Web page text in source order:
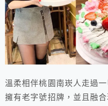
溫柔相伴桃園南崁人走過
擁有老字號招牌，並且融